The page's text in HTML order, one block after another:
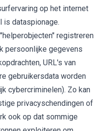
op het internet
is dataspionage.
registreren
persoonlijke gegevens
URL's van
gebruikersdata worden
cybercriminelen). Zo kan
privacyschendingen of
ook op dat sommige